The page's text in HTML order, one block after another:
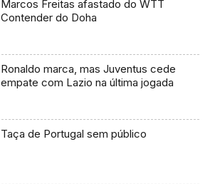
Marcos Freitas afastado do WTT
Contender do Doha
Ronaldo marca, mas Juventus cede
empate com Lazio na última jogada
Taça de Portugal sem público